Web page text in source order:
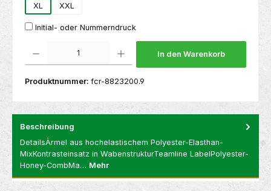
XL
XXL
Initial- oder Nummerndruck
Produkt Anzahl: Gib den gewünschten Wert ein oder benutze die Schaltflächen um
In den Warenkorb
Produktnummer: fcr-8823200.9
Beschreibung
DetailsÄrmel aus hochelastischem Polyester-Elasthan-
MixKontrasteinsatz in WabenstrukturTeamline LabelPolyester-
Honey-CombMa… Mehr